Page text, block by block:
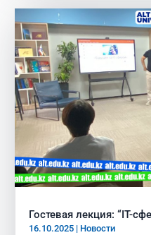
Гостевая лекция: “IT-
16.10.2025 | Новости